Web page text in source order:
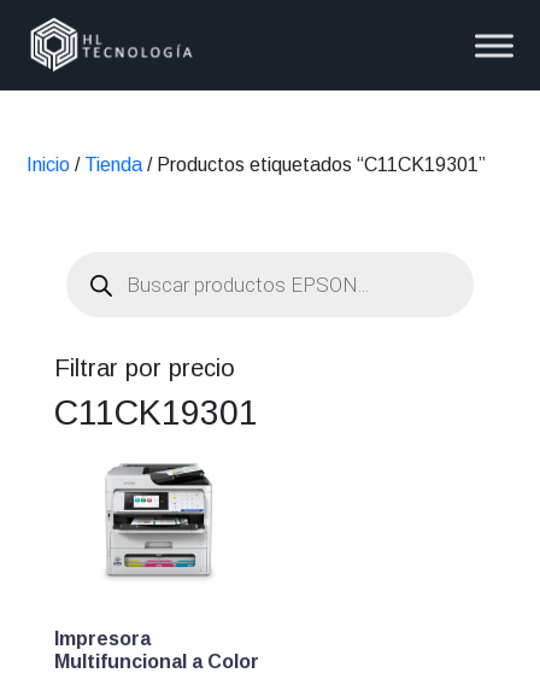
Inicio / Tienda / Productos etiquetados “C11CK19301”
productos
Filtrar por precio
C11CK19301
Impresora
Multifuncional a Color